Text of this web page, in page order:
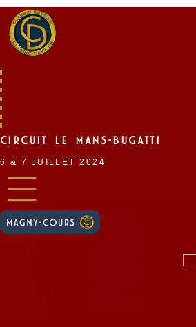
Skip
content
CIRCUIT LE MANS-BUGATTI
6 & 7 JUILLET 2024